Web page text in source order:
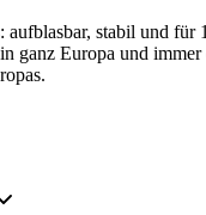
stabil und für
ganz Europa und immer